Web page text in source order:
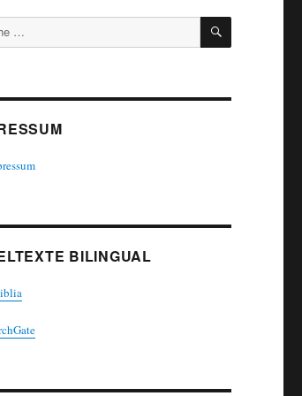
SUCHEN
BILINGUAL